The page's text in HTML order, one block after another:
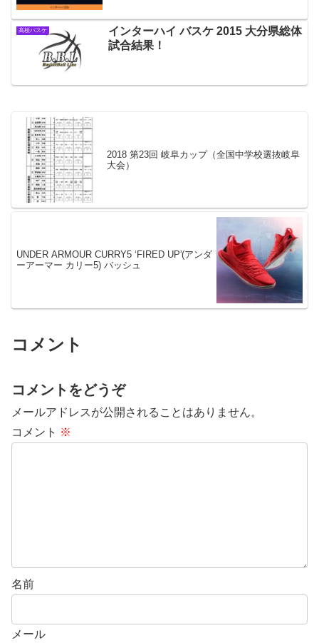
高校バスケ
インターハイ バスケ 2015 大分県総体
試合結果！
2018 第23回 岐阜カップ（全国中学校選抜岐阜
大会）
UNDER ARMOUR CURRY5 ‘FIRED UP'(アンダ
ーアーマー カリー5) バッシュ
コメント
コメントをどうぞ
メールアドレスが公開されることはありません。
コメント ※
名前
メール